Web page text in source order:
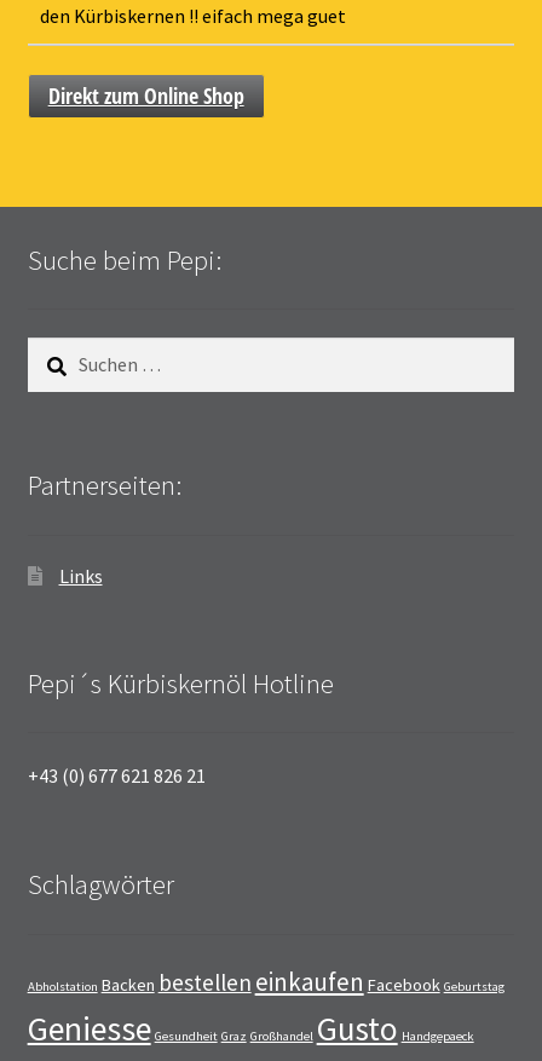
den Kürbiskernen !! eifach mega guet
Direkt zum Online Shop
Suche beim Pepi:
nach:
Partnerseiten:
Links
Pepi´s Kürbiskernöl Hotline
+43 (0) 677 621 826 21
Schlagwörter
Abholstation Backen bestellen einkaufen Facebook Geburtstag
Geniesse Gesundheit Graz Großhandel Gusto Handgepaeck